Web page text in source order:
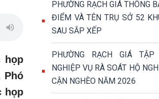
họp
Phó
họp
PHƯỜNG RẠCH GIÁ THÔNG
ĐIỂM VÀ TÊN TRỤ SỞ 52
SAU SẮP XẾP
PHƯỜNG RẠCH GIÁ TẬP
NGHIỆP VỤ RÀ SOÁT HỘ NGHÈO, HỘ
CẬN NGHÈO NĂM 2026